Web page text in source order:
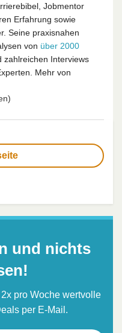
Jobmentor
Erfahrung sowie
Seine praxisnahen
von über 2000
zahlreichen Interviews
Mehr von
und nichts
pro Woche wertvolle
per E-Mail.